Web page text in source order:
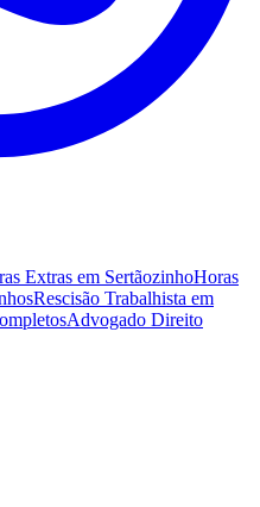
Extras em SertãozinhoHoras
Rescisão Trabalhista em
Advogado Direito